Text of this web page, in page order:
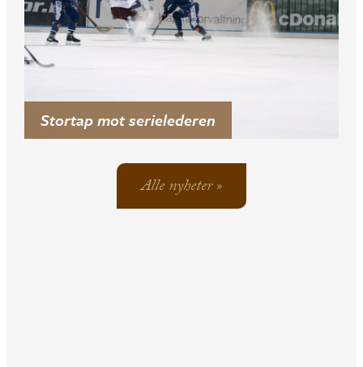
Stortap mot serielederen
Alle nyheter »